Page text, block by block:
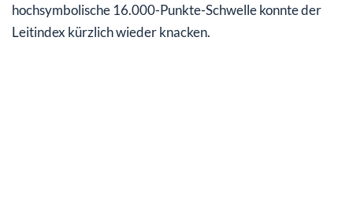
hochsymbolische 16.000-Punkte-Schwelle konnte der
Leitindex kürzlich wieder knacken.